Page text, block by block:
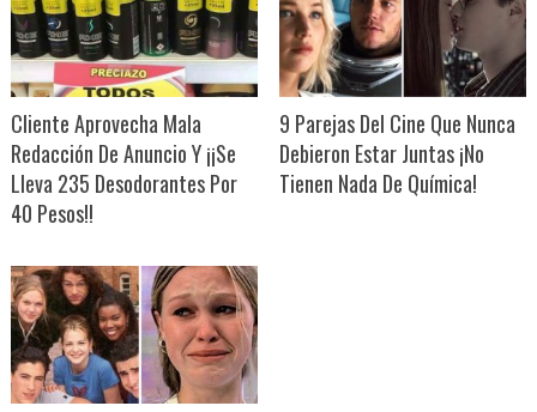
Cliente Aprovecha Mala
Redacción De Anuncio Y ¡¡Se
Lleva 235 Desodorantes Por
40 Pesos!!
9 Parejas Del Cine Que Nunca
Debieron Estar Juntas ¡No
Tienen Nada De Química!